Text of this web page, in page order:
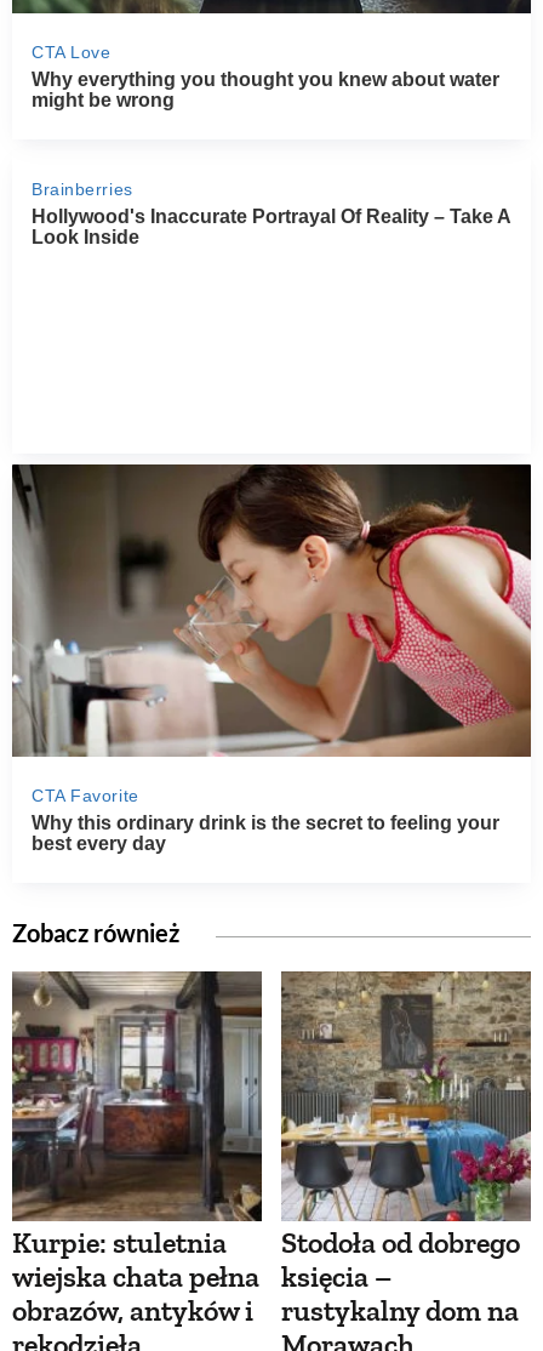
Zobacz również
Kurpie: stuletnia
wiejska chata pełna
obrazów, antyków i
Stodoła od dobrego
księcia –
rustykalny dom na